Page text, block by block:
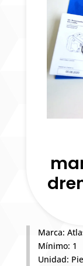
Marca:
Mínimo: 1
Unidad: